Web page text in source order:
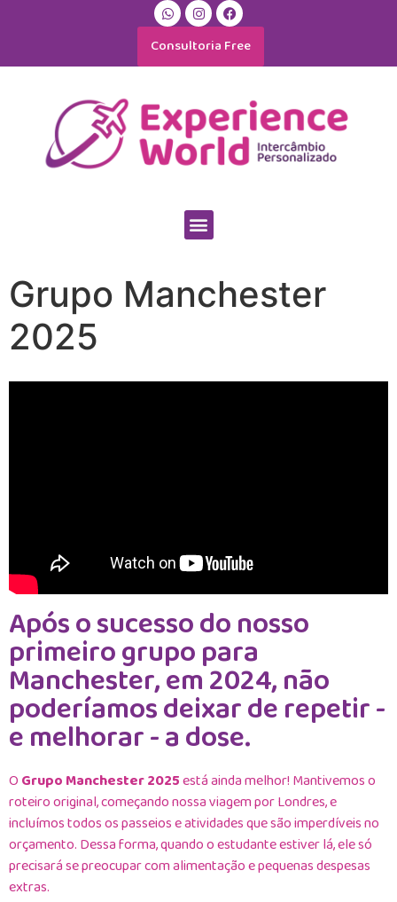
Consultoria Free
Grupo Manchester
2025
Após o sucesso do nosso
primeiro grupo para
Manchester, em 2024, não
poderíamos deixar de repetir -
e melhorar - a dose.
OGrupo Manchester 2025está ainda melhor! Mantivemos o
roteiro original, começando nossa viagem por Londres, e
incluímos todos os passeios e atividades que são imperdíveis no
orçamento. Dessa forma, quando o estudante estiver lá, ele só
precisará se preocupar com alimentação e pequenas despesas
extras.